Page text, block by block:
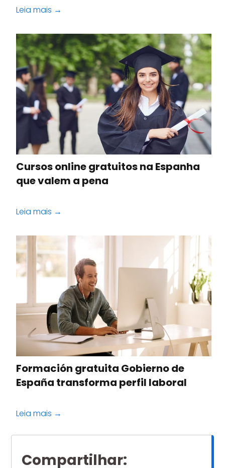
Leia mais →
Cursos online gratuitos na Espanha
que valem a pena
Leia mais →
Formación gratuita Gobierno de
España transforma perfil laboral
Leia mais →
Compartilhar: